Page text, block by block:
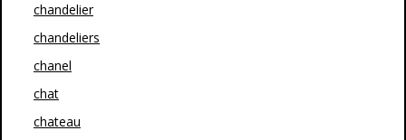
chandelier
chandeliers
chanel
chat
chateau